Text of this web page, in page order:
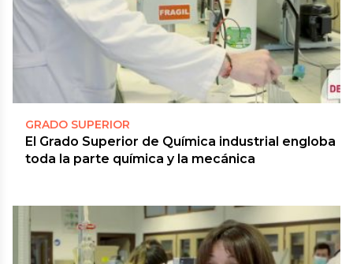
GRADO SUPERIOR
El Grado Superior de Química industrial engloba
toda la parte química y la mecánica